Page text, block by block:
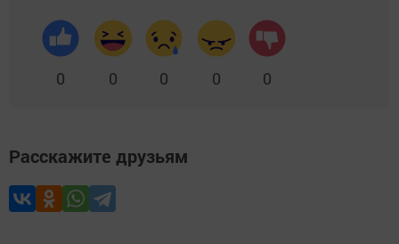
0 0 0 0 0
Расскажите друзьям